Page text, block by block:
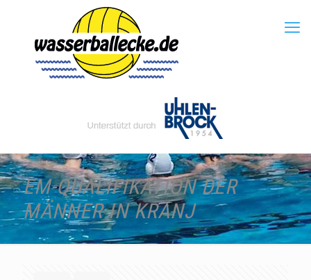
EM-QUALIFIKATION DER
MÄNNER IN KRANJ